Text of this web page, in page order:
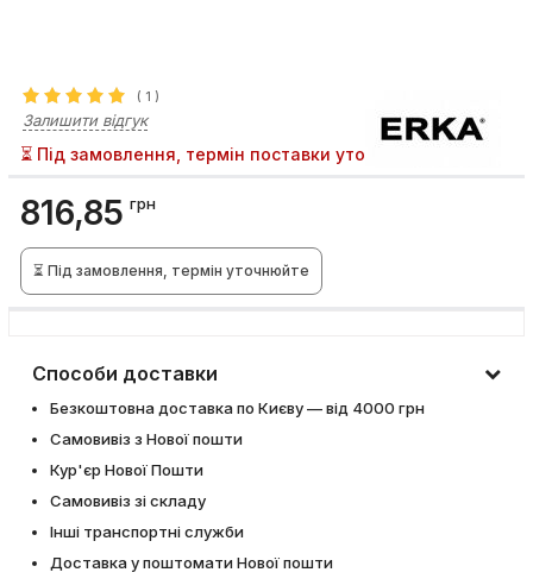
( 1 )
Залишити відгук
⏳ Під замовлення, термін поставки уточнюйте
816,85 грн
⏳ Під замовлення, термін уточнюйте
Способи доставки
Безкоштовна доставка по Києву — від 4000 грн
Самовивіз з Нової пошти
Кур'єр Нової Пошти
Самовивіз зі складу
Інші транспортні служби
Доставка у поштомати Нової пошти